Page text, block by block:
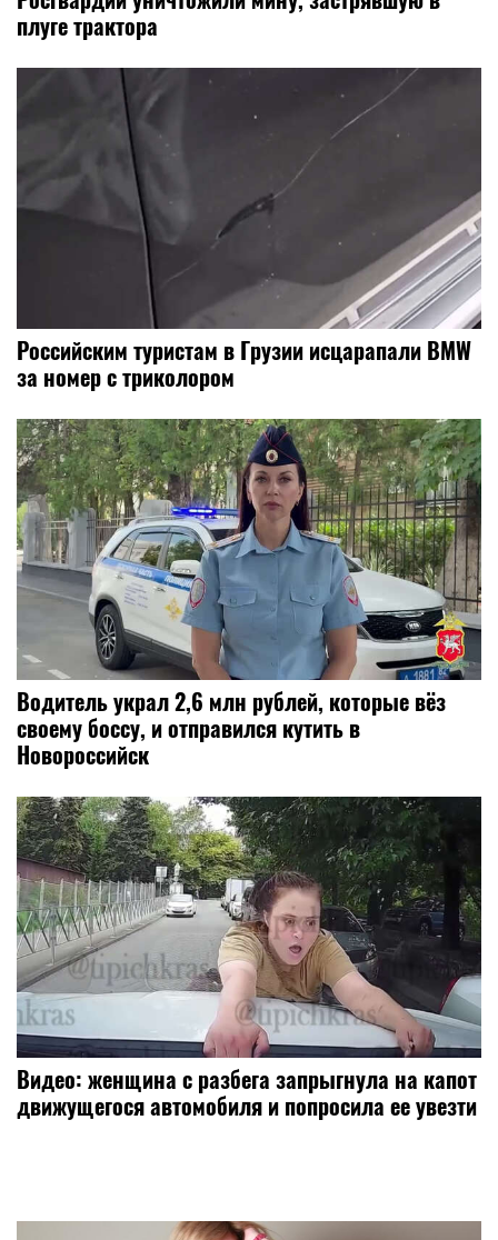
плуге трактора
Российским туристам в Грузии исцарапали BMW
за номер с триколором
Водитель украл 2,6 млн рублей, которые вёз
своему боссу, и отправился кутить в
Новороссийск
Видео: женщина с разбега запрыгнула на капот
движущегося автомобиля и попросила ее увезти